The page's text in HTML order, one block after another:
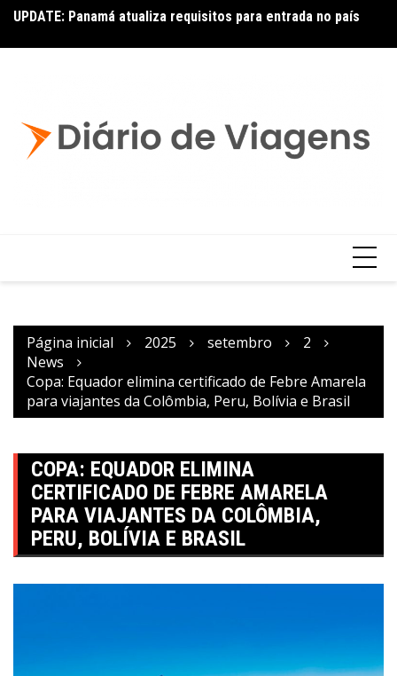
UPDATE: Panamá atualiza requisitos para entrada no país
Página inicial 2025 setembro
2
News
Copa: Equador elimina certificado de Febre Amarela
para viajantes da Colômbia, Peru, Bolívia e Brasil
COPA: EQUADOR ELIMINA
CERTIFICADO DE FEBRE AMARELA
PARA VIAJANTES DA COLÔMBIA,
PERU, BOLÍVIA E BRASIL